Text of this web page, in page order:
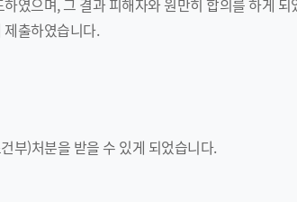
였으며, 그 결과 피해자와 원만히 합의를 하게
출하였습니다.
부)처분을 받을 수 있게 되었습니다.